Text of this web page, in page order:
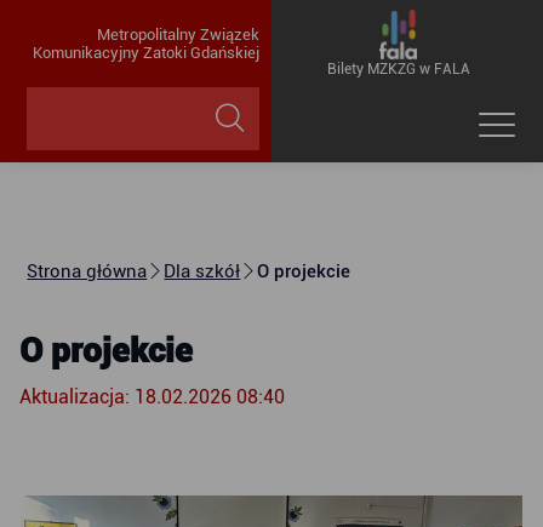
Metropolitalny Związek
Komunikacyjny Zatoki Gdańskiej
Bilety MZKZG w FALA
Strona główna Dla szkół O projekcie
O projekcie
Aktualizacja: 18.02.2026 08:40